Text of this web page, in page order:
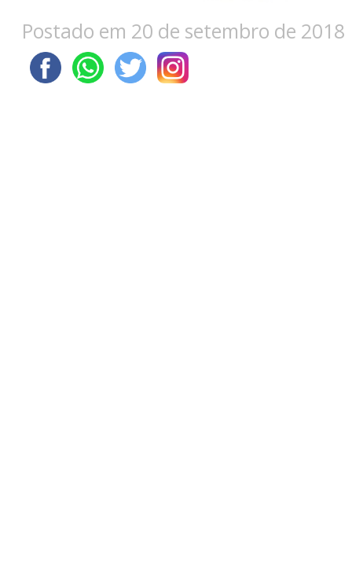
Postado em 20 de setembro de 2018